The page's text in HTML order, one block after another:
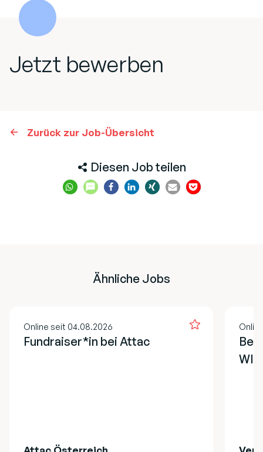
Jetzt bewerben
Zurück zur Job-Übersicht
Diesen Job teilen
Ähnliche Jobs
Online seit 04.08.2026
Fundraiser*in bei Attac